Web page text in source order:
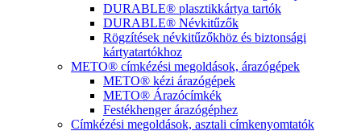
DURABLE® plasztikkártya tartók
DURABLE® Névkitűzők
Rögzítések névkitűzőkhöz és biztonsági
kártyatartókhoz
METO® címkézési megoldások, árazógépek
METO® kézi árazógépek
METO® Árazócímkék
Festékhenger árazógéphez
Címkézési megoldások, asztali címkenyomtatók